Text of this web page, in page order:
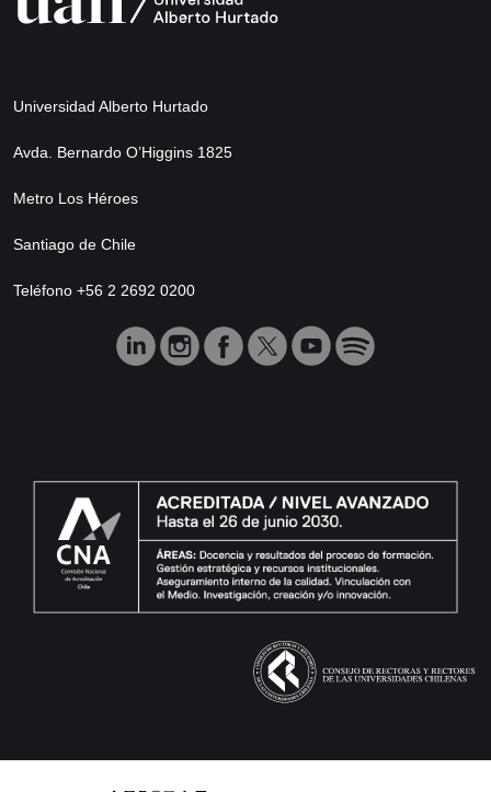
Universidad Alberto Hurtado
Avda. Bernardo O’Higgins 1825
Metro Los Héroes
Santiago de Chile
Teléfono +56 2 2692 0200